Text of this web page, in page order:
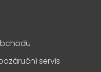
servis